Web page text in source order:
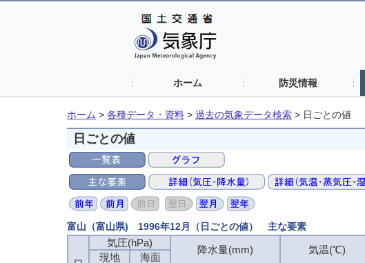
ホーム 防災情報
ホーム > 各種データ・資料 > 過去の気象データ検索 > 日ごとの値
日ごとの値
富山（富山県) 1996年12月（日ごとの値） 主な要素
気圧(hPa)
降水量(mm) 気温(℃)
現地
海面
気圧(hPa)
降水量(mm) 気温(℃)
現地
海面
気圧(hPa)
降水量(mm) 気温(℃)
現地
海面
気圧(hPa)
降水量(mm) 気温(℃)
現地
海面